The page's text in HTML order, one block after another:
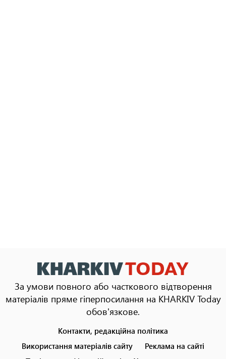
За умови повного або часткового відтворення
матеріалів пряме гіперпосилання на KHARKIV Today
обов'язкове.
menu
Контакти, редакційна політика
Використання матеріалів сайту
Реклама на сайті